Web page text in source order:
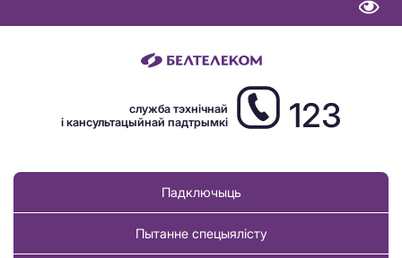
служба тэхнічнай
і кансультацыйнай падтрымкі
123
Падключыць
Пытанне спецыялісту